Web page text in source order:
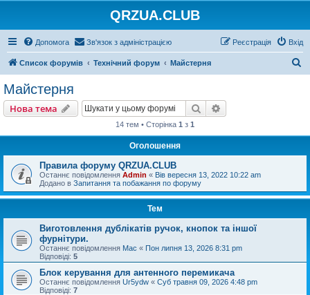
QRZUA.CLUB
Допомога Зв'язок з адміністрацією Вхід
Реєстрація
Список форумів Технічний форум Майстерня
Майстерня
Нова тема Пошук
14 тем • Сторінка 1 з 1
Оголошення
Правила форуму QRZUA.CLUB
Останнє повідомлення Admin « Вів вересня 13, 2022 10:22 am
Додано в Запитання та побажання по форуму
Тем
Виготовлення дублікатів ручок, кнопок та іншої
фурнітури.
Останнє повідомлення Mac « Пон липня 13, 2026 8:31 pm
Відповіді: 5
Блок керування для антенного перемикача
Останнє повідомлення Ur5ydw « Суб травня 09, 2026 4:48 pm
Відповіді: 7